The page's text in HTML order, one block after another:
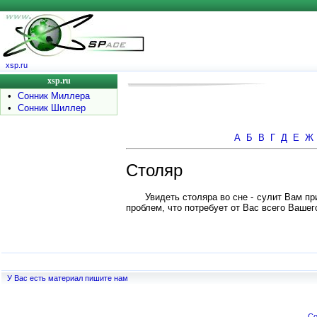
xsp.ru
xsp.ru
•
Сонник Миллера
•
Сонник Шиллер
А Б В Г Д Е Ж
Столяр
Увидеть столяра во сне - сулит Вам
проблем, что потребует от Вас всего
У Вас есть материал пишите нам